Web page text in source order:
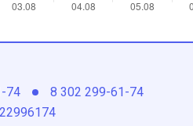
74
8 302 299-61-74